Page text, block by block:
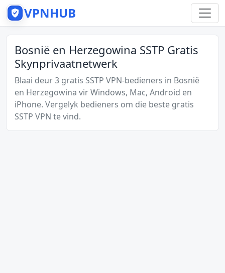
VPNHUB
Bosnië en Herzegowina SSTP Gratis
Skynprivaatnetwerk
Blaai deur 3 gratis SSTP VPN-bedieners in Bosnië
en Herzegowina vir Windows, Mac, Android en
iPhone. Vergelyk bedieners om die beste gratis
SSTP VPN te vind.